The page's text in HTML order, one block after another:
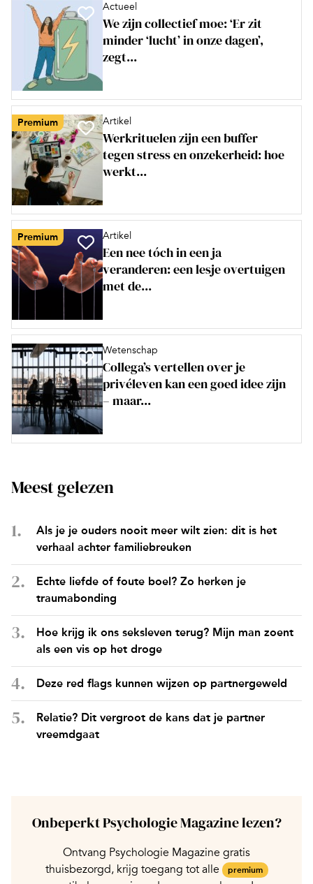
Actueel
We zijn collectief moe: ‘Er zit
minder ‘lucht’ in onze dagen’,
zegt...
Premium Artikel
Werkrituelen zijn een buffer
tegen stress en onzekerheid: hoe
werkt...
Premium Artikel
Een nee tóch in een ja
veranderen: een lesje overtuigen
met de...
Wetenschap
Collega’s vertellen over je
privéleven kan een goed idee zijn
– maar...
Meest gelezen
Als je je ouders nooit meer wilt zien: dit is het
verhaal achter familiebreuken
Echte liefde of foute boel? Zo herken je
traumabonding
Hoe krijg ik ons seksleven terug? Mijn man zoent
als een vis op het droge
Deze red flags kunnen wijzen op partnergeweld
Relatie? Dit vergroot de kans dat je partner
vreemdgaat
Onbeperkt Psychologie Magazine lezen?
Ontvang Psychologie Magazine gratis
thuisbezorgd, krijg toegang tot alle
premium